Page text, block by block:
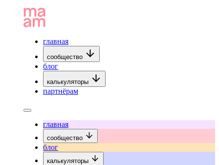
главная
сообщество
блог
калькуляторы
партнёрам
главная
сообщество
блог
калькуляторы